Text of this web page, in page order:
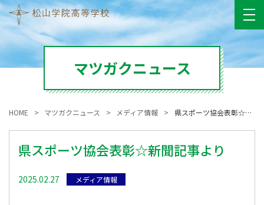
マツガクニュース
HOME マツガクニュース メディア情報 県スポーツ協会表彰☆新聞記事より
県スポーツ協会表彰☆新聞記事より
2025.02.27 メディア情報